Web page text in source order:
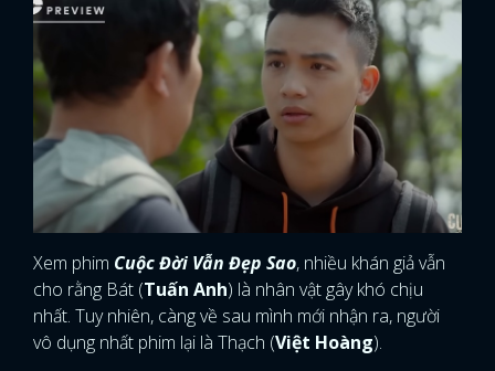
Xem phim Cuộc Đời Vẫn Đẹp Sao, nhiều khán giả vẫn
cho rằng Bát (Tuấn Anh) là nhân vật gây khó chịu
nhất. Tuy nhiên, càng về sau mình mới nhận ra, người
vô dụng nhất phim lại là Thạch (Việt Hoàng).